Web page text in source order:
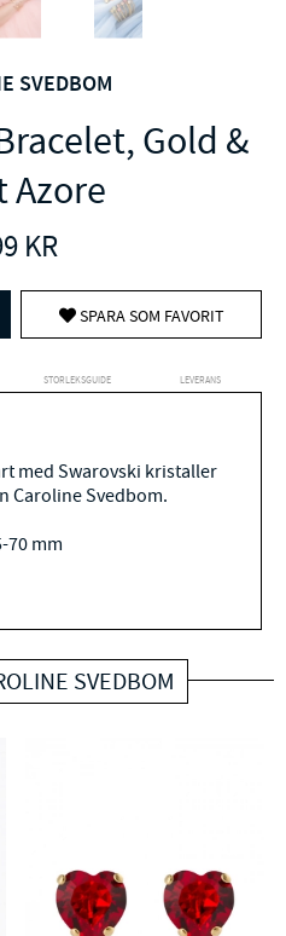
SVEDBOM
Gold &
Azore
KR
SPARA SOM FAVORIT
STORLEKSGUIDE LEVERANS
med Swarovski kristaller
Caroline Svedbom.
70 mm
SVEDBOM